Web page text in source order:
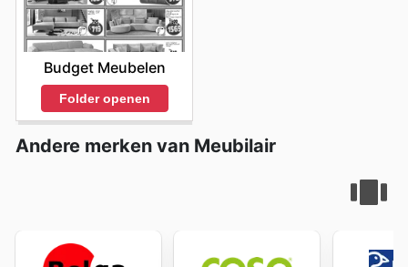
Budget Meubelen
Folder openen
Andere merken van Meubilair